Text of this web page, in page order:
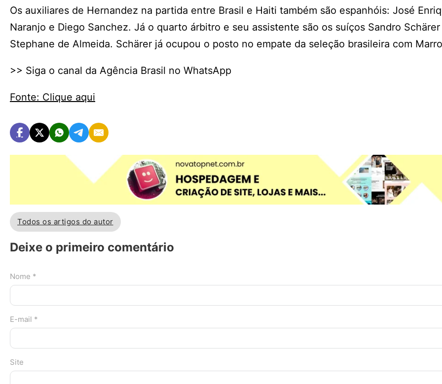
Os auxiliares de Hernandez na partida entre Brasil e Haiti também são espanhóis: José
Naranjo e Diego Sanchez. Já o quarto árbitro e seu assistente são os suíços Sandro Schärer
Stephane de Almeida. Schärer já ocupou o posto no empate da seleção brasileira com
>> Siga o canal da Agência Brasil no WhatsApp
Fonte: Clique aqui
Todos os artigos do autor
Deixe o primeiro comentário
Nome *
E-mail *
Site